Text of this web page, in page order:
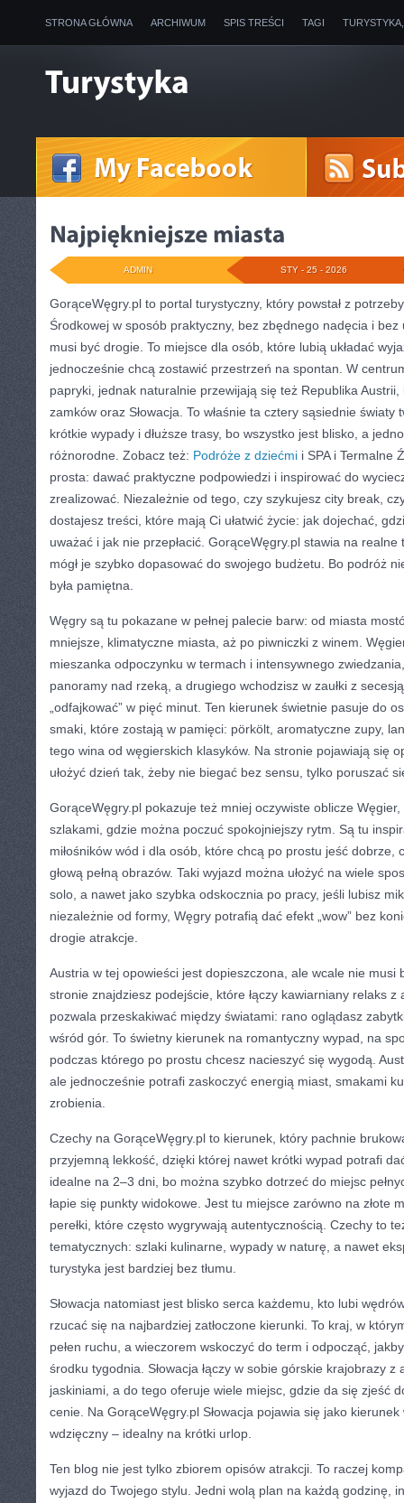
STRONA GŁÓWNA ARCHIWUM SPIS TREŚCI TAGI
STY - 25 - 2026
ADMIN
GorąceWęgry.pl to portal turystyczny, który powstał z
Środkowej w sposób praktyczny, bez zbędnego nadęcia i
musi być drogie. To miejsce dla osób, które lubią układać
jednocześnie chcą zostawić przestrzeń na spontan. W
papryki, jednak naturalnie przewijają się też Republika
zamków oraz Słowacja. To właśnie ta cztery sąsiednie
krótkie wypady i dłuższe trasy, bo wszystko jest blisko, a
różnorodne. Zobacz też: Podróże z dziećmi i SPA i Termalne
prosta: dawać praktyczne podpowiedzi i inspirować do
zrealizować. Niezależnie od tego, czy szykujesz city break,
dostajesz treści, które mają Ci ułatwić życie: jak dojechać,
uważać i jak nie przepłacić. GorąceWęgry.pl stawia na
mógł je szybko dopasować do swojego budżetu. Bo podróż
była pamiętna.
Węgry są tu pokazane w pełnej palecie barw: od miasta
mniejsze, klimatyczne miasta, aż po piwniczki z winem.
mieszanka odpoczynku w termach i intensywnego
panoramy nad rzeką, a drugiego wchodzisz w zaułki z
„odfajkować” w pięć minut. Ten kierunek świetnie pasuje do
smaki, które zostają w pamięci: pörkölt, aromatyczne zupy,
tego wina od węgierskich klasyków. Na stronie pojawiają się
ułożyć dzień tak, żeby nie biegać bez sensu, tylko poruszać
GorąceWęgry.pl pokazuje też mniej oczywiste oblicze Węgier,
szlakami, gdzie można poczuć spokojniejszy rytm. Są tu
miłośników wód i dla osób, które chcą po prostu jeść dobrze,
głową pełną obrazów. Taki wyjazd można ułożyć na wiele
solo, a nawet jako szybka odskocznia po pracy, jeśli lubisz
niezależnie od formy, Węgry potrafią dać efekt „wow” bez
drogie atrakcje.
Austria w tej opowieści jest dopieszczona, ale wcale nie musi
stronie znajdziesz podejście, które łączy kawiarniany relaks
pozwala przeskakiwać między światami: rano oglądasz
wśród gór. To świetny kierunek na romantyczny wypad, na
podczas którego po prostu chcesz nacieszyć się wygodą.
ale jednocześnie potrafi zaskoczyć energią miast, smakami
zrobienia.
Czechy na GorąceWęgry.pl to kierunek, który pachnie
przyjemną lekkość, dzięki której nawet krótki wypad potrafi
idealne na 2–3 dni, bo można szybko dotrzeć do miejsc
łapie się punkty widokowe. Jest tu miejsce zarówno na złote
perełki, które często wygrywają autentycznością. Czechy to
tematycznych: szlaki kulinarne, wypady w naturę, a nawet
turystyka jest bardziej bez tłumu.
Słowacja natomiast jest blisko serca każdemu, kto lubi
rzucać się na najbardziej zatłoczone kierunki. To kraj, w
pełen ruchu, a wieczorem wskoczyć do term i odpocząć,
środku tygodnia. Słowacja łączy w sobie górskie krajobrazy
jaskiniami, a do tego oferuje wiele miejsc, gdzie da się zjeść
cenie. Na GorąceWęgry.pl Słowacja pojawia się jako
wdzięczny – idealny na krótki urlop.
Ten blog nie jest tylko zbiorem opisów atrakcji. To raczej
wyjazd do Twojego stylu. Jedni wolą plan na każdą godzinę,